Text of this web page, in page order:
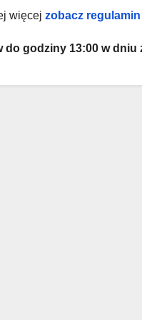
więcej zobacz regulamin
do godziny 13:00 w dniu